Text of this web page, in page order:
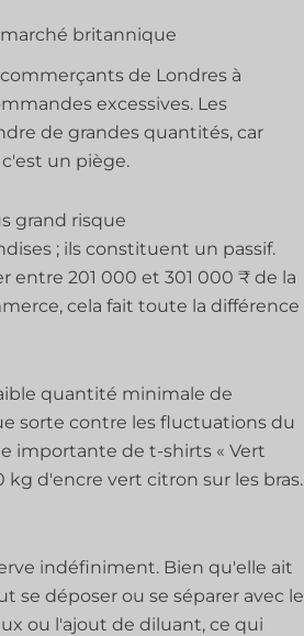
marché britannique
de Londres à
excessives. Les
de grandes quantités, car
un piège.
grand risque
; ils constituent un passif.
entre 201 000 et 301 000 ₹ de la
cela fait toute la différence
quantité minimale de
sorte contre les fluctuations du
importante de t-shirts « Vert
kg d'encre vert citron sur les bras.
indéfiniment. Bien qu'elle ait
se déposer ou se séparer avec le
ou l'ajout de diluant, ce qui